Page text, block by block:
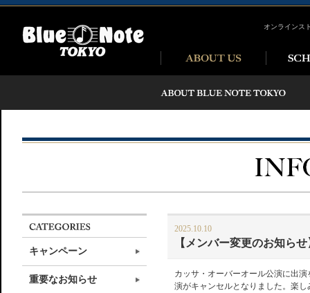
オンラインス
キャンペーン
重要なお知らせ
2025.10.10
【メンバー変更のお知ら
カッサ・オーバーオール公演に出
演がキャンセルとなりました。楽